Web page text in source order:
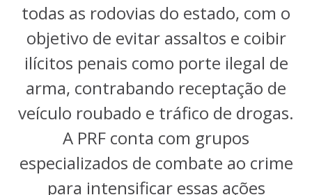
todas as rodovias do estado, com o
objetivo de evitar assaltos e coibir
ilícitos penais como porte ilegal de
arma, contrabando receptação de
veículo roubado e tráfico de drogas.
A PRF conta com grupos
especializados de combate ao crime
para intensificar essas ações